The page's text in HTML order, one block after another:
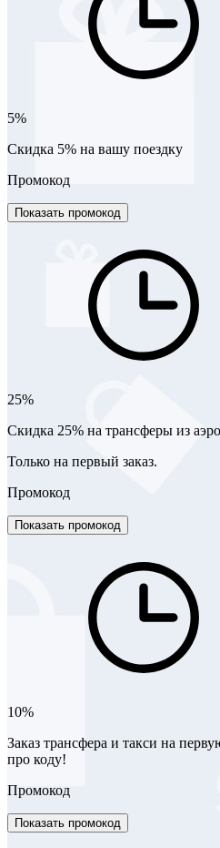
5%
Скидка 5% на вашу поездку
Промокод
Показать промокод
25%
Скидка 25% на трансферы из
Только на первый заказ.
Промокод
Показать промокод
10%
Заказ трансфера и такси на
про коду!
Промокод
Показать промокод